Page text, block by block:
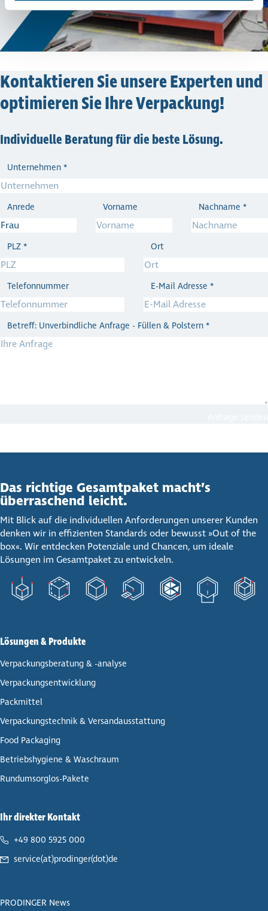
Kontak­tieren Sie unsere Experten und
opti­mieren Sie Ihre Verpa­ckung!
Indi­vi­du­elle Beratung für die beste Lösung.
Unternehmen*
Anrede Vorname Nachname*
PLZ* Ort
Telefonnummer E-Mail Adresse*
Betreff: Unverbindliche Anfrage - Füllen & Polstern*
Das richtige Gesamt­paket macht’s
über­ra­schend leicht.
Mit Blick auf die individuellen Anforderungen unserer Kunden
denken wir in effizienten Standards oder bewusst »Out of the
box«. Wir entdecken Potenziale und Chancen, um ideale
Lösungen im Gesamtpaket zu entwickeln.
Lösungen & Produkte
Ver­pa­ckungs­be­ra­tung & -analyse
Ver­pa­ckungs­ent­wick­lung
Pack­mit­tel
Ver­pa­ckungs­tech­nik & Ver­sand­aus­stat­tung
Food Packaging
Betriebs­hy­giene & Waschraum
Rund­umsorg­los-Pakete
Ihr direkter Kontakt
+49 800 5925 000
service(at)prodinger(dot)de
PRODINGER News